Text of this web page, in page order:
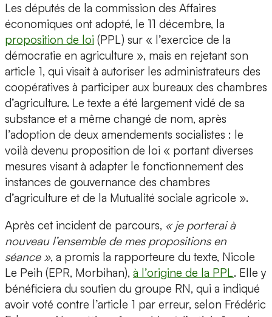
Les députés de la commission des Affaires
économiques ont adopté, le 11 décembre, la
proposition de loi (PPL) sur « l’exercice de la
démocratie en agriculture », mais en rejetant son
article 1, qui visait à autoriser les administrateurs des
coopératives à participer aux bureaux des chambres
d’agriculture. Le texte a été largement vidé de sa
substance et a même changé de nom, après
l’adoption de deux amendements socialistes : le
voilà devenu proposition de loi « portant diverses
mesures visant à adapter le fonctionnement des
instances de gouvernance des chambres
d’agriculture et de la Mutualité sociale agricole ».
Après cet incident de parcours, « je porterai à
nouveau l’ensemble de mes propositions en
séance », a promis la rapporteure du texte, Nicole
Le Peih (EPR, Morbihan), à l’origine de la PPL. Elle y
bénéficiera du soutien du groupe RN, qui a indiqué
avoir voté contre l’article 1 par erreur, selon Frédéric